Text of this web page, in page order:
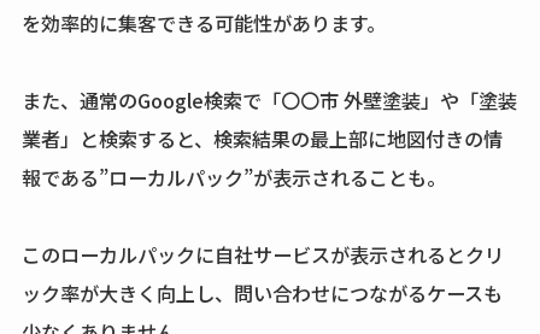
を効率的に集客できる可能性があります。
また、通常のGoogle検索で「〇〇市 外壁塗装」や「塗装
業者」と検索すると、検索結果の最上部に地図付きの情
報である”ローカルパック”が表示されることも。
このローカルパックに自社サービスが表示されるとクリ
ック率が大きく向上し、問い合わせにつながるケースも